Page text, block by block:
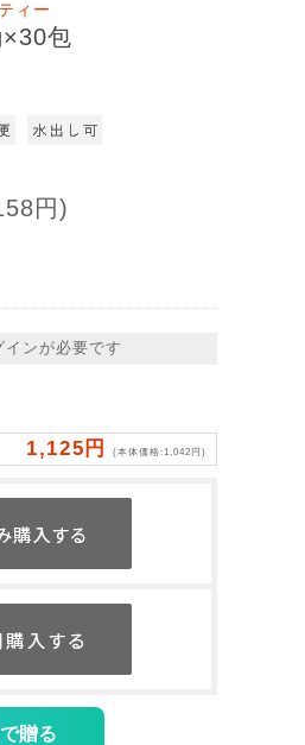
ィー
包
円)
ンが必要です
1,125円 (本体価格:1,042円)
贈る